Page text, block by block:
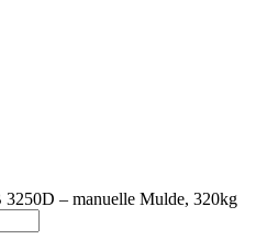
– manuelle Mulde, 320kg